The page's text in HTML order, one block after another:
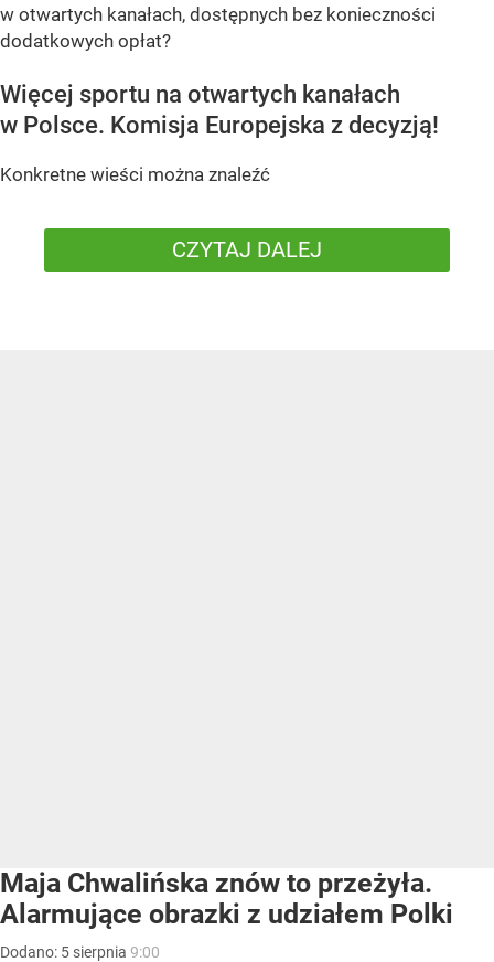
w otwartych kanałach, dostępnych bez konieczności
dodatkowych opłat?
Więcej sportu na otwartych kanałach
w Polsce. Komisja Europejska z decyzją!
Konkretne wieści można znaleźć
CZYTAJ DALEJ
Maja Chwalińska znów to przeżyła.
Alarmujące obrazki z udziałem Polki
Dodano: 5 sierpnia 9:00